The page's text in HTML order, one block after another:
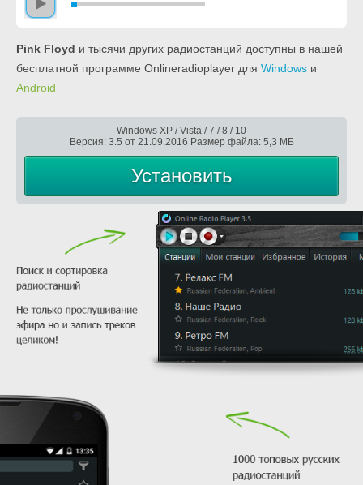
Pink Floyd и тысячи других радиостанций доступны в нашей
бесплатной программе Onlineradioplayer для Windows и
Android
Windows XP / Vista / 7 / 8 / 10
Версия: 3.5 от 21.09.2016 Размер файла: 5,3 МБ
Установить